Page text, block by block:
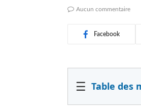
Aucun commentaire
Facebook
☰ Table des